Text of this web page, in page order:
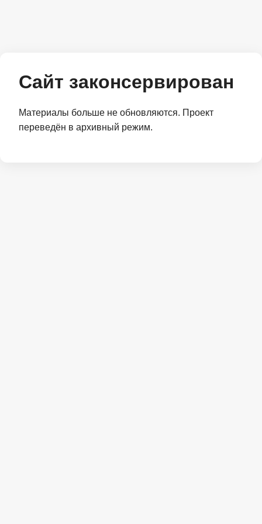
Сайт законсервирован
Материалы больше не обновляются. Проект
переведён в архивный режим.